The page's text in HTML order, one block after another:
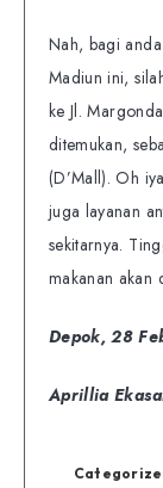
Nah, bagi
Madiun ini,
ke Jl.
ditemukan,
(D’Mall). Oh
juga layanan
sekitarnya.
makanan akan
Depok, 28
Aprillia